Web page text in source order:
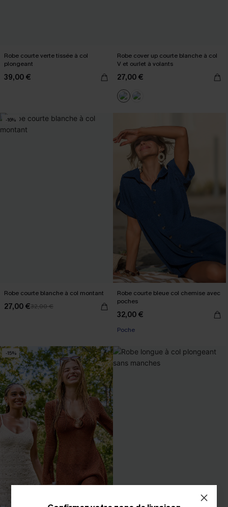
Robe courte verte tissée à col
plongeant
39,00 €
Robe cover up courte blanche à col
V et ourlet à volants
27,00 €
-16%
Robe courte blanche à col montant
27,00 €32,00 €
Robe courte bleue col chemise avec
poches
32,00 €
Poche
-15%